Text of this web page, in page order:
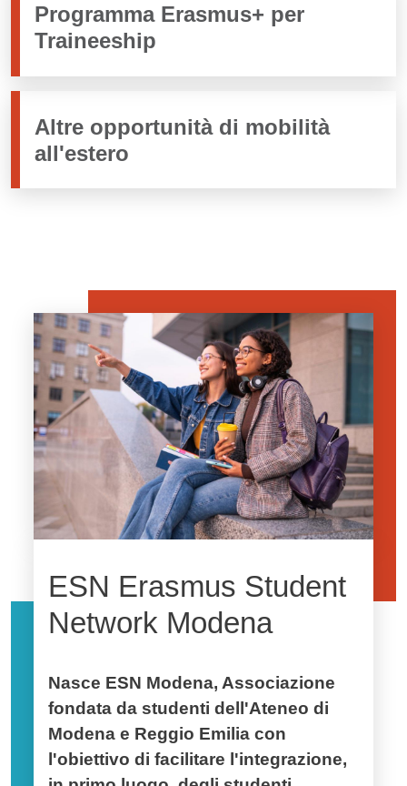
Programma Erasmus+ per
Traineeship
Altre opportunità di mobilità
all'estero
Immagine
ESN Erasmus Student
Network Modena
Nasce ESN Modena, Associazione
fondata da studenti dell'Ateneo di
Modena e Reggio Emilia con
l'obiettivo di facilitare l'integrazione,